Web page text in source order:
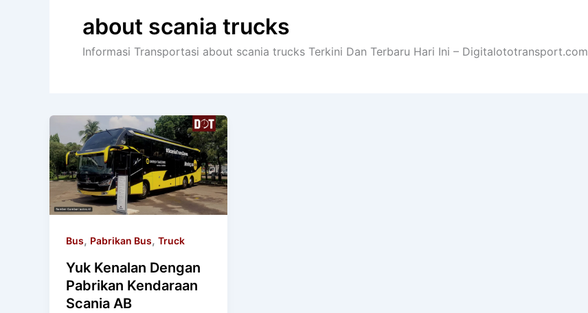
about scania trucks
Informasi Transportasi about scania trucks Terkini Dan Terbaru Hari Ini – Digitalototransport.com
Bus, Pabrikan Bus, Truck
Yuk Kenalan Dengan
Pabrikan Kendaraan
Scania AB